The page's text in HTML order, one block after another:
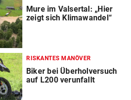
Mure im Valsertal: „Hier
zeigt sich Klimawandel“
RISKANTES MANÖVER
Biker bei Überholversuch
auf L200 verunfallt